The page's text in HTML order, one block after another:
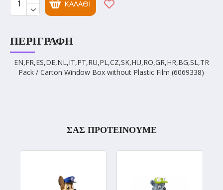
ΚΑΛΆΘΙ
ΠΕΡΙΓΡΑΦΉ
EN,FR,ES,DE,NL,IT,PT,RU,PL,CZ,SK,HU,RO,GR,HR,BG,SL,TR
Pack / Carton Window Box without Plastic Film (6069338)
ΣΑΣ ΠΡΟΤΕΙΝΟΥΜΕ